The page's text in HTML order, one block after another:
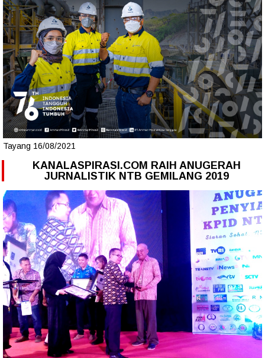
Tayang 16/08/2021
KANALASPIRASI.COM RAIH ANUGERAH
JURNALISTIK NTB GEMILANG 2019